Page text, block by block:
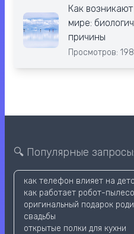
Как
мире:
причины
Просмотров: 198
🔍 Популярные запросы:
как телефон влияет на
как работает робот-
оригинальный подарок
свадьбы
открытые полки для кухни